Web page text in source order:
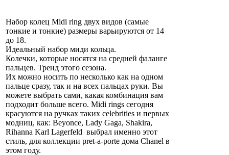
Набор колец Midi ring двух видов (самые
тонкие и тонкие) размеры варьируются от 14
до 18.
Идеальный набор миди кольца.
Колечки, которые носятся на средней фаланге
пальцев. Тренд этого сезона.
Их можно носить по несколько как на одном
пальце сразу, так и на всех пальцах руки. Вы
можете выбрать сами, какая комбинация вам
подходит больше всего. Midi rings сегодня
красуются на ручках таких celebrities и первых
модниц, как: Beyonce, Lady Gaga, Shakira,
Rihanna Karl Lagerfeld выбрал именно этот
стиль, для коллекции pret-a-porte дома Chanel в
этом году.